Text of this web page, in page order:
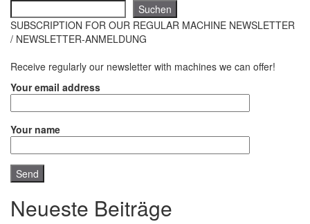
Suchen
SUBSCRIPTION FOR OUR REGULAR MACHINE NEWSLETTER
/ NEWSLETTER-ANMELDUNG
Receive regularly our newsletter with machines we can offer!
Your email address
Your name
Neueste Beiträge